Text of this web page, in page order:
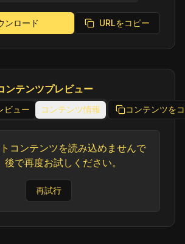
ンロード URLをコピー
ンテンツプレビュー
ビュー コンテンツ情報 コンテンツを
コンテンツを読み込めませんで
後で再度お試しください。
再試行